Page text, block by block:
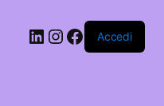
LinkedIn
Instagram
Facebook
Accedi